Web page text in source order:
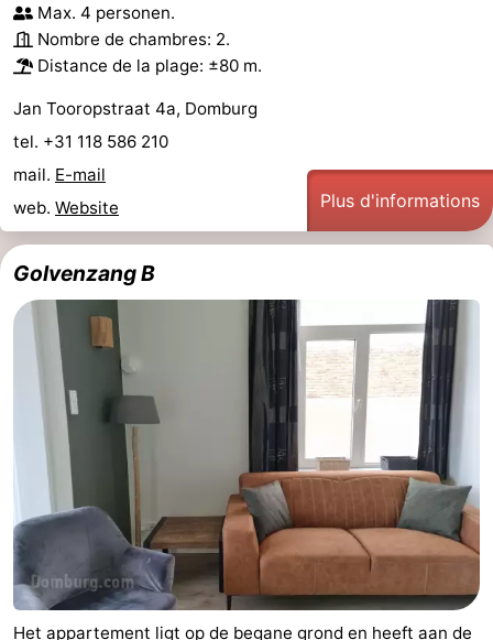
Oranjezon
Oostkapelle
-
de
Mantelingen
Westkapelle
-
Zoutelande
-
Nature
Walcherse
-
Dishoek
-
Vlissingen
Middelburg
Zeeuws-
Vlaanderen
Nieuwvliet
Sluis
-
Cadzand
-
Nature
Météo
Max. 4 personen.
Nombre de chambres: 2.
Distance de la plage: ±80 m.
Jan Tooropstraat 4a, Domburg
tel. +31 118 586 210
mail. E-mail
web. Website Plus d'informations
Golvenzang B
Het appartement ligt op de begane grond en heeft aan de